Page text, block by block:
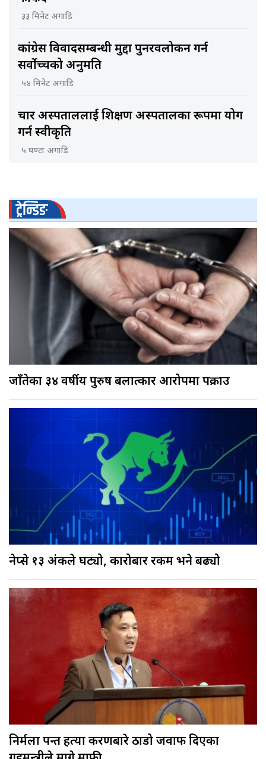
३३ मिनेट अगाडि
कांग्रेस विवादसम्बन्धी मुद्दा पुनरवलोकन गर्न
सर्वोच्चको अनुमति
५४ मिनेट अगाडि
चार अस्पताललाई शिक्षण अस्पतालका रूपमा प्रयोग
गर्न स्वीकृति
५ घण्टा अगाडि
ट्रेन्डिङ
जाँतेका ३४ वर्षीय पुरुष बलात्कार आरोपमा पक्राउ
नेप्से १३ अंकले घट्यो, कारोबार रकम भने बढ्यो
निर्मला पन्त हत्या प्रकरणबारे ठाडो जवाफ दिएका